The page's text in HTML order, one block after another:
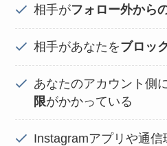
相手がフォロー外から
相手があなたをブロッ
あなたのアカウント側
限がかかっている
Instagramアプリや通